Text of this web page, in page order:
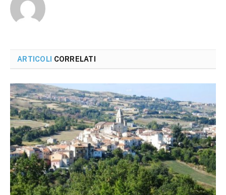
ARTICOLI CORRELATI